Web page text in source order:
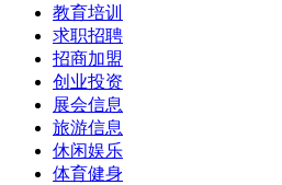
教育培训
求职招聘
招商加盟
创业投资
展会信息
旅游信息
休闲娱乐
体育健身